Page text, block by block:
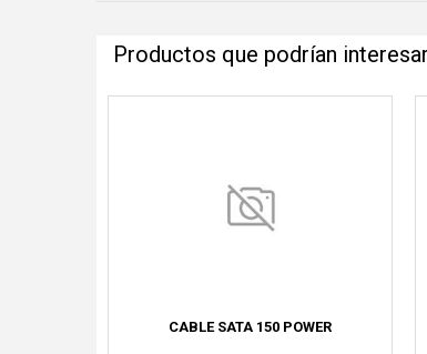
Productos que podrían
CABLE SATA 150 POWER